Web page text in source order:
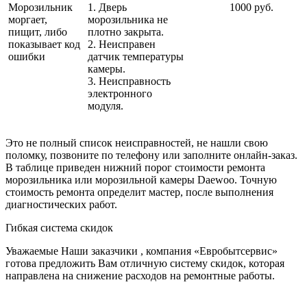
Морозильник
моргает,
пищит, либо
показывает код
ошибки
1. Дверь
морозильника не
плотно закрыта.
2. Неисправен
датчик температуры
камеры.
3. Неисправность
электронного
модуля.
1000 руб.
Это не полный список неисправностей, не нашли свою
поломку, позвоните по телефону или заполните онлайн-заказ.
В таблице приведен нижний порог стоимости ремонта
морозильника или морозильной камеры Daewoo. Точную
стоимость ремонта определит мастер, после выполнения
диагностических работ.
Гибкая система скидок
Уважаемые Наши заказчики , компания «Евробытсервис»
готова предложить Вам отличную систему скидок, которая
направлена на снижение расходов на ремонтные работы.